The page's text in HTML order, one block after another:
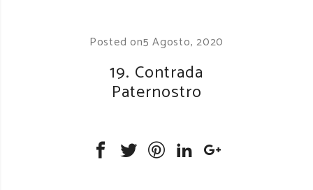
Posted on5 Agosto, 2020
19. Contrada
Paternostro